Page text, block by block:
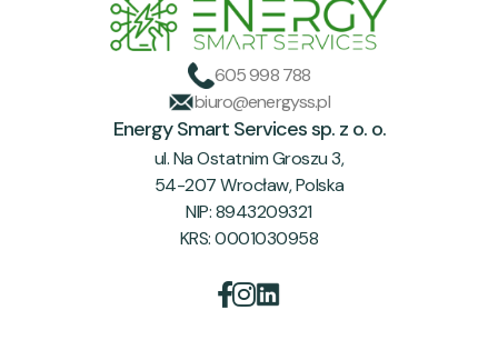
605 998 788
biuro@energyss.pl
Energy Smart Services sp. z o. o.
ul. Na Ostatnim Groszu 3,
54-207 Wrocław, Polska
NIP: 8943209321
KRS: 0001030958
